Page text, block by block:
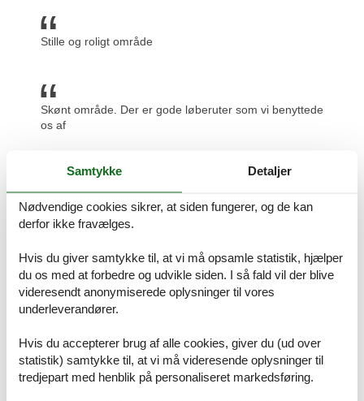
Stille og roligt område
Skønt område. Der er gode løberuter som vi benyttede
os af
Dejlig tæt på strand og gågade
Skønt område og fantastisk grund til huset. Fredfyldt
Prisgaranti og kundeservice
Uanset hvilket poolhus udlejes Marielyst du beslutter dig for, er du
er ét eneste af de andre udlejningsbureauer, som udlejer dit
foretrukne poolhus udlejes Marielyst til en pris, som er billigere end
vores.
Samtykke Detaljer
Nødvendige cookies sikrer, at siden fungerer, og de kan
derfor ikke fravælges.
Hvis du giver samtykke til, at vi må opsamle statistik, hjælper
du os med at forbedre og udvikle siden. I så fald vil der blive
videresendt anonymiserede oplysninger til vores
underleverandører.
Hvis du accepterer brug af alle cookies, giver du (ud over
statistik) samtykke til, at vi må videresende oplysninger til
tredjepart med henblik på personaliseret markedsføring.